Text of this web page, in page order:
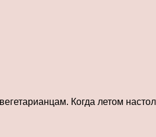
Когда летом